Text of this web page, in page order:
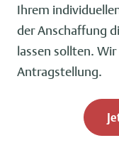
Ihrem
der Anschaffung
lassen sollten.
Antragstellung.